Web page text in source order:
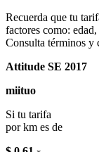
Recuerda que tu
factores como:
Consulta términos y
Attitude SE 2017
miituo
Si tu tarifa
por km es de